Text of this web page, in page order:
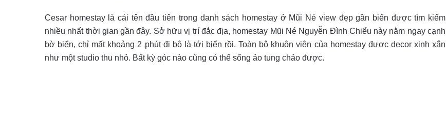
Cesar homestay là cái tên đầu tiên trong danh sách homestay ở Mũi Né view đẹp gần biển được tìm kiếm
nhiều nhất thời gian gần đây. Sở hữu vị trí đắc địa, homestay Mũi Né Nguyễn Đình Chiểu này nằm ngay cạnh
bờ biển, chỉ mất khoảng 2 phút đi bộ là tới biển rồi. Toàn bộ khuôn viên của homestay được decor xinh xắn
như một studio thu nhỏ. Bất kỳ góc nào cũng có thể sống ảo tung chảo được.